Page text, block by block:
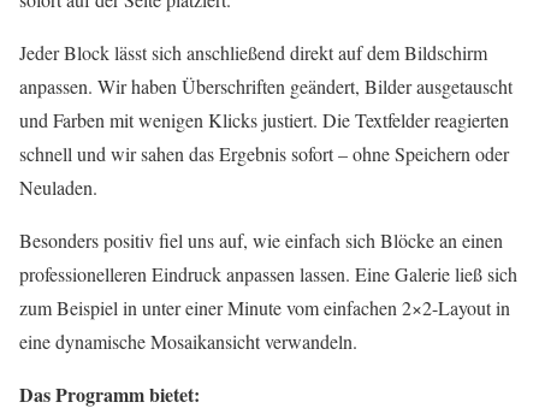
Jeder Block lässt sich anschließend direkt auf dem Bildschirm
anpassen. Wir haben Überschriften geändert, Bilder ausgetauscht
und Farben mit wenigen Klicks justiert. Die Textfelder reagierten
schnell und wir sahen das Ergebnis sofort – ohne Speichern oder
Neuladen.
Besonders positiv fiel uns auf, wie einfach sich Blöcke an einen
professionelleren Eindruck anpassen lassen. Eine Galerie ließ sich
zum Beispiel in unter einer Minute vom einfachen 2×2-Layout in
eine dynamische Mosaikansicht verwandeln.
Das Programm bietet: